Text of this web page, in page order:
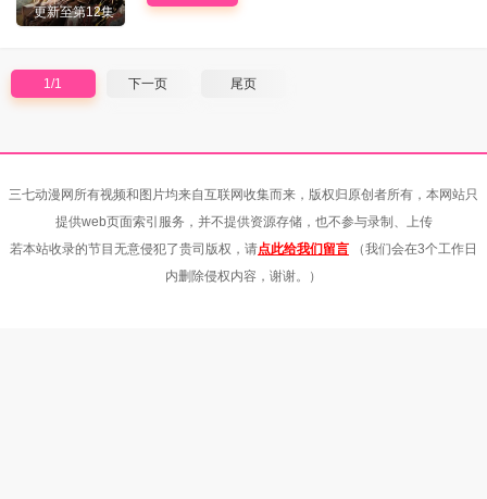
更新至第12集
1/1 下一页 尾页
三七动漫网所有视频和图片均来自互联网收集而来，版权归原创者所有，本网站只
提供web页面索引服务，并不提供资源存储，也不参与录制、上传
若本站收录的节目无意侵犯了贵司版权，请点此给我们留言 （我们会在3个工作日
内删除侵权内容，谢谢。）